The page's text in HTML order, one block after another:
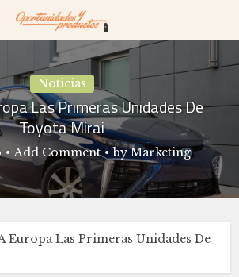
Noticias
Las Primeras Unidades De
Toyota Mirai
Add Comment byMarketing
Europa Las Primeras Unidades De